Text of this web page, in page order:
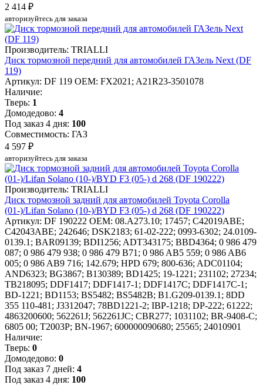
2 414 ₽
авторизуйтесь для заказа
Производитель: TRIALLI
Диск тормозной передний для автомобилей ГАЗель Next (DF
119)
Артикул: DF 119 OEM: FX2021; A21R23-3501078
Наличие:
Тверь: 1
Домодедово: 4
Под заказ 4 дня: 100
Совместимость: ГАЗ
4 597 ₽
авторизуйтесь для заказа
Производитель: TRIALLI
Диск тормозной задний для автомобилей Toyota Corolla
(01-)/Lifan Solano (10-)/BYD F3 (05-) d 268 (DF 190222)
Артикул: DF 190222 OEM: 08.A273.10; 17457; C42019ABE;
C42043ABE; 242646; DSK2183; 61-02-222; 0993-6302; 24.0109-
0139.1; BAR09139; BDI1256; ADT343175; BBD4364; 0 986 479
087; 0 986 479 938; 0 986 479 B71; 0 986 AB5 559; 0 986 AB6
005; 0 986 AB9 716; 142.679; HPD 679; 800-636; ADC01104;
AND6323; BG3867; B130389; BD1425; 19-1221; 231102; 27234;
TB218095; DDF1417; DDF1417-1; DDF1417C; DDF1417C-1;
BD-1221; BD1153; BS5482; BS5482B; B1.G209-0139.1; 8DD
355 110-481; J3312047; 78BD1221-2; IBP-1218; DP-222; 61222;
4863200600; 562261J; 562261JC; CBR277; 1031102; BR-9408-C;
6805 00; T2003P; BN-1967; 600000090680; 25565; 24010901
Наличие:
Тверь: 0
Домодедово: 0
Под заказ 7 дней: 4
Под заказ 4 дня: 100